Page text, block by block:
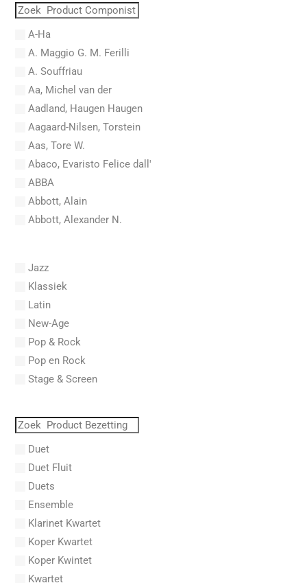
A-Ha
A. Maggio G. M. Ferilli
A. Souffriau
Aa, Michel van der
Aadland, Haugen Haugen
Aagaard-Nilsen, Torstein
Aas, Tore W.
Abaco, Evaristo Felice dall'
ABBA
Abbott, Alain
Abbott, Alexander N.
Abel, Lex
Aberg, Johan Ludvig
Aboucaya, Christian
Aboulker, Isabelle
Abraham, Paul
Abrams, Lester
Abreu, Zequinha
Absil, Jean
AC/DC
Acker, Dieter
Acosta, Omar
Jazz
Klassiek
Latin
New-Age
Pop & Rock
Pop en Rock
Stage & Screen
Duet
Duet Fluit
Duets
Ensemble
Klarinet Kwartet
Koper Kwartet
Koper Kwintet
Kwartet